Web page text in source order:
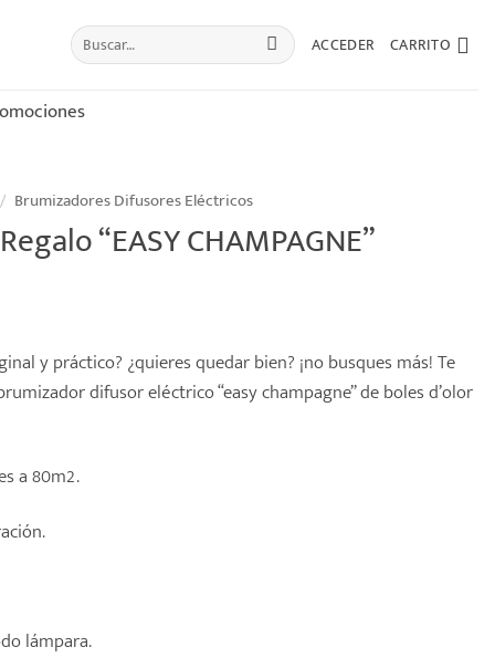
Buscar
por:
ACCEDER CARRITO
/ Brumizadores Difusores Eléctricos
“EASY CHAMPAGNE”
y práctico? ¿quieres quedar bien? ¡no busques más! Te
difusor eléctrico “easy champagne” de boles d’olor
a 80m2.
lámpara.